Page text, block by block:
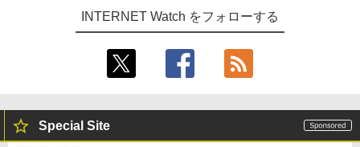
INTERNET Watch をフォローする
Special Site